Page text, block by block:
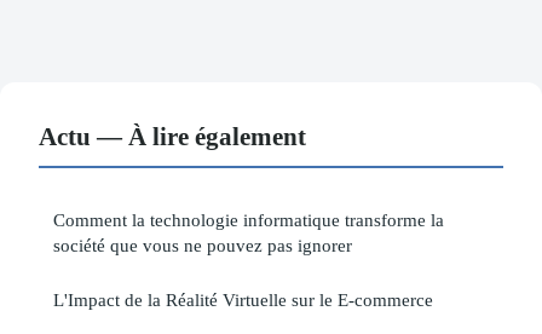
Actu — À lire également
Comment la technologie informatique transforme la
société que vous ne pouvez pas ignorer
L'Impact de la Réalité Virtuelle sur le E-commerce